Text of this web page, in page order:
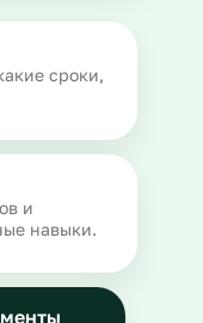
сроки,
и
навыки.